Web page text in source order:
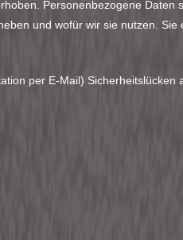
Personenbezogene Daten
und wofür wir sie nutzen.
per E-Mail) Sicherheitslücken